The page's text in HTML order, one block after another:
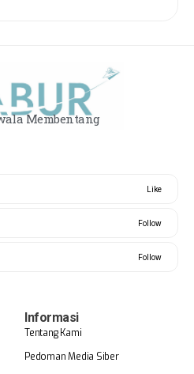
Membentang
Like
Follow
Follow
Informasi
Tentang Kami
Pedoman Media Siber